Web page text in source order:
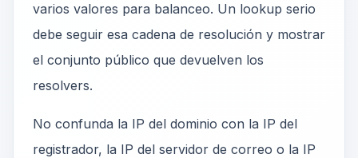
varios valores para balanceo. Un lookup serio
debe seguir esa cadena de resolución y mostrar
el conjunto público que devuelven los
resolvers.
No confunda la IP del dominio con la IP del
registrador, la IP del servidor de correo o la IP